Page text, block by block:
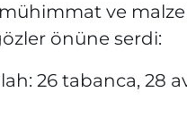
ve
önüne serdi:
26 tabanca, 28